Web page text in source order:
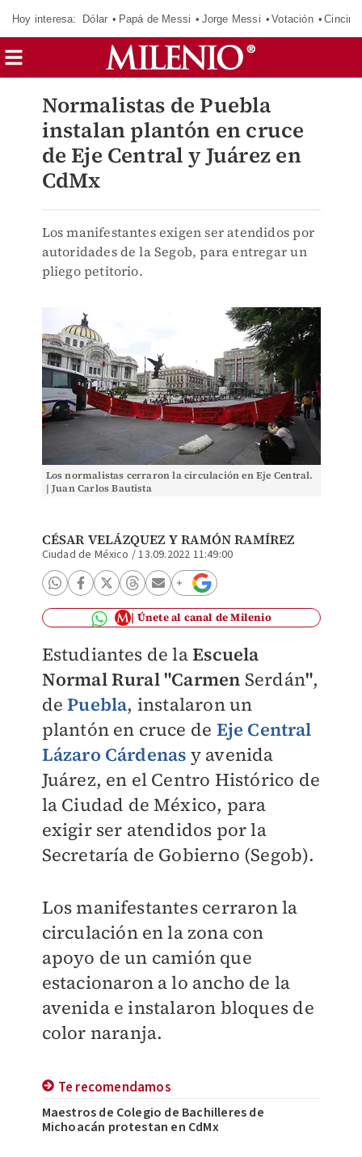
Hoy interesa: Dólar Papá de Messi Jorge Messi Votación
Normalistas de Puebla
instalan plantón en cruce
de Eje Central y Juárez en
CdMx
Los manifestantes exigen ser atendidos por
autoridades de la Segob, para entregar un
pliego petitorio.
Los normalistas cerraron la circulación en Eje Central.
| Juan Carlos Bautista
CÉSAR VELÁZQUEZ Y RAMÓN RAMÍREZ
Ciudad de México /13.09.2022 11:49:00
Únete al canal de Milenio
Estudiantes de laEscuela
Normal Rural "Carmen Serdán",
dePuebla, instalaron un
plantón en cruce de Eje Central
Lázaro Cárdenas y avenida
Juárez, en el Centro Histórico de
la Ciudad de México, para
exigir ser atendidos por la
Secretaría de Gobierno (Segob).
Los manifestantes cerraron la
circulación en la zona con
apoyo de un camión que
estacionaron a lo ancho de la
avenida e instalaron bloques de
color naranja.
Te recomendamos
Maestros de Colegio de Bachilleres de
Michoacán protestan en CdMx